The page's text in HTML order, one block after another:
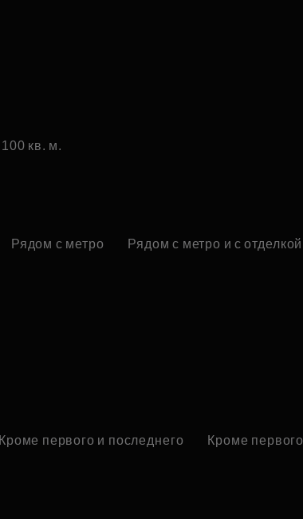
100 кв. м.
Рядом с метро Рядом с метро и с отделкой
Кроме первого и последнего Кроме первого